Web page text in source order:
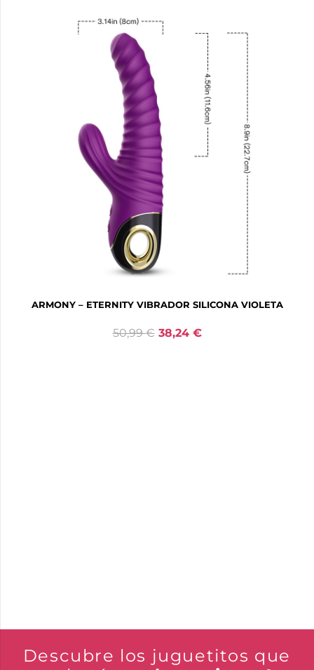
ARMONY – ETERNITY VIBRADOR SILICONA VIOLETA
50,99€ 38,24 €
Descubre los juguetitos que